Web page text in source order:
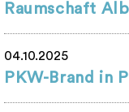
Raumschaft
04.10.2025
PKW-Brand in